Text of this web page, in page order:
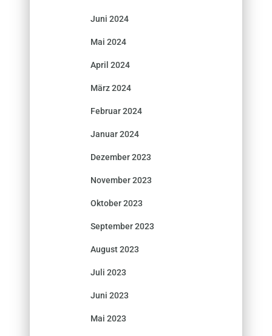
Juni 2024
Mai 2024
April 2024
März 2024
Februar 2024
Januar 2024
Dezember 2023
November 2023
Oktober 2023
September 2023
August 2023
Juli 2023
Juni 2023
Mai 2023